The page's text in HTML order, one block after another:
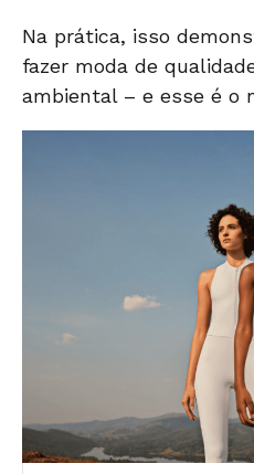
Na prática, isso
fazer moda de
ambiental – e esse é o